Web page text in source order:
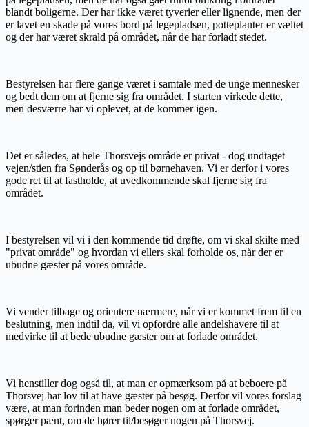
blandt boligerne. Der har ikke været tyverier eller lignende, men der
er lavet en skade på vores bord på legepladsen, potteplanter er væltet
og der har været skrald på området, når de har forladt stedet.
Bestyrelsen har flere gange været i samtale med de unge mennesker
og bedt dem om at fjerne sig fra området. I starten virkede dette,
men desværre har vi oplevet, at de kommer igen.
Det er således, at hele Thorsvejs område er privat - dog undtaget
vejen/stien fra Sønderås og op til børnehaven. Vi er derfor i vores
gode ret til at fastholde, at uvedkommende skal fjerne sig fra
området.
I bestyrelsen vil vi i den kommende tid drøfte, om vi skal skilte med
"privat område" og hvordan vi ellers skal forholde os, når der er
ubudne gæster på vores område.
Vi vender tilbage og orientere nærmere, når vi er kommet frem til en
beslutning, men indtil da, vil vi opfordre alle andelshavere til at
medvirke til at bede ubudne gæster om at forlade området.
Vi henstiller dog også til, at man er opmærksom på at beboere på
Thorsvej har lov til at have gæster på besøg. Derfor vil vores forslag
være, at man forinden man beder nogen om at forlade området,
spørger pænt, om de hører til/besøger nogen på Thorsvej.